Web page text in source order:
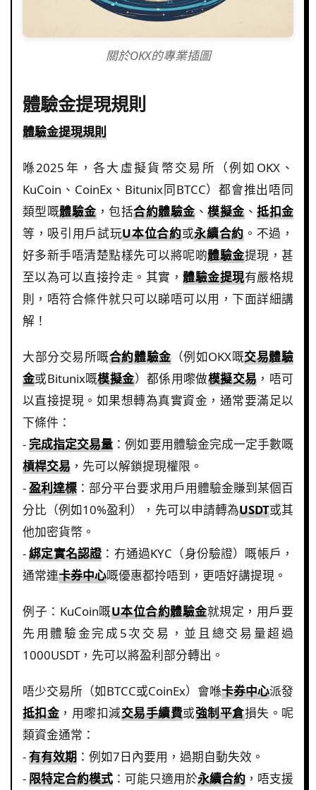
關於OKX的專業插圖
體驗金提現規則
體驗金提現規則
喺2025年，各大虛擬貨幣交易所（例如OKX、
KuCoin、CoinEx、Bitunix同BTCC）都會推出唔同
類型嘅體驗金，包括合約體驗金、模擬金、抵扣金
等，吸引用戶試玩U本位合約或永續合約 。不過，
好多新手唔清楚點樣先可以將呢啲體驗金提現，甚
至以為可以直接拎走。其實，體驗金提現有嚴格規
則，唔符合條件就只可以睇唔可以用，下面詳細講
解！
大部分交易所嘅合約體驗金（例如OKX嘅交易體驗
金或Bitunix嘅模擬金）都係用嚟做模擬交易 ，唔可
以直接提現。如果想轉為真實資金，通常要滿足以
下條件：
-完成指定交易量 ：例如要用體驗金完成一定手數嘅
槓桿交易 ，先可以解鎖提現權限。
-盈利達標 ：部分平台要求用戶用體驗金賺到某個百
分比（例如10%盈利），先可以申請轉為USDT或其
他加密貨幣。
-綁定實名認證 ：冇通過KYC（身份驗證）嘅帳戶，
通常連卡券中心嘅優惠都拎唔到，更唔好講提現。
例子：KuCoin嘅U本位合約體驗金就規定，用戶要
先用體驗金完成5次交易，並且總交易量超過
1000USDT，先可以將盈利部分轉出。
唔少交易所（如BTCC或CoinEx）會喺卡券中心派發
抵扣金 ，用嚟扣減交易手續費或強制平倉損失。呢
類資金通常：
-有有效期 ：例如7日內要用，過期自動失效。
-限特定合約模式 ：可能只適用於永續合約，唔支援